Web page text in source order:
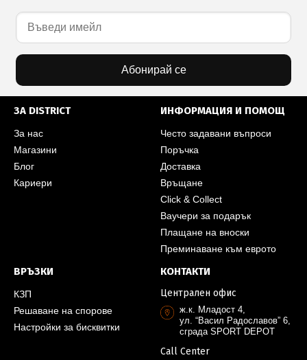
Абонирай се
ЗА DISTRICT
За нас
Магазини
Блог
Кариери
ИНФОРМАЦИЯ И ПОМОЩ
Често задавани въпроси
Поръчка
Доставка
Връщане
Click & Collect
Ваучери за подарък
Плащане на вноски
Преминаване към еврото
ВРЪЗКИ
КЗП
Решаване на спорове
Настройки за бисквитки
КОНТАКТИ
Централен офис
ж.к. Младост 4,
ул. “Васил Радославов” 6,
сграда SPORT DEPOT
Call Center